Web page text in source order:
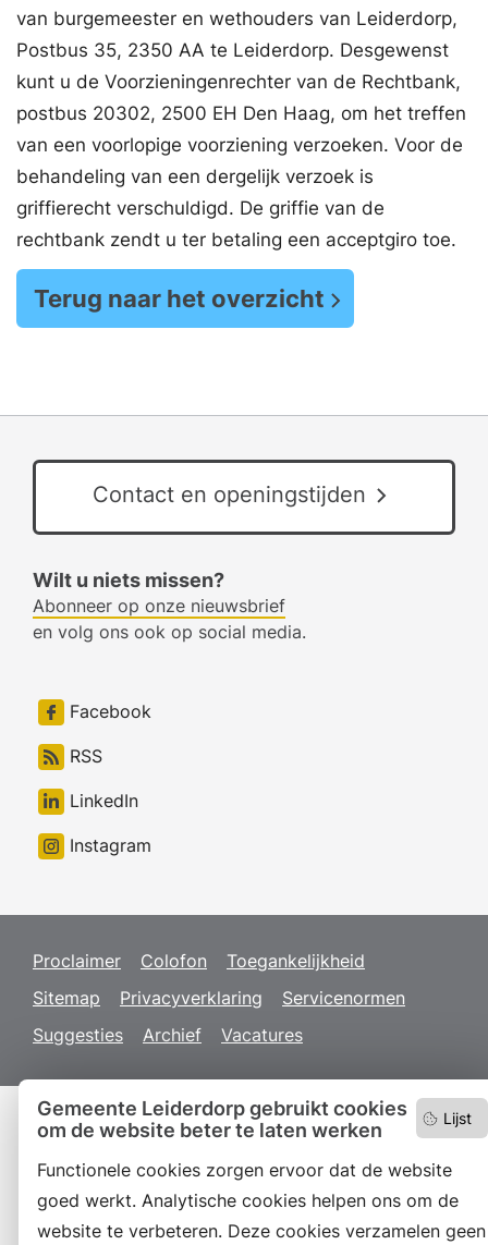
Lijst
Gemeente Leiderdorp gebruikt cookies
om de website beter te laten werken
Functionele cookies zorgen ervoor dat de website
goed werkt. Analytische cookies helpen ons om de
website te verbeteren. Deze cookies verzamelen geen
van burgemeester en wethouders van Leiderdorp,
Postbus 35, 2350 AA te Leiderdorp. Desgewenst
kunt u de Voorzieningenrechter van de Rechtbank,
postbus 20302, 2500 EH Den Haag, om het treffen
van een voorlopige voorziening verzoeken. Voor de
behandeling van een dergelijk verzoek is
griffierecht verschuldigd. De griffie van de
rechtbank zendt u ter betaling een acceptgiro toe.
Terug naar het overzicht
Contact en openingstijden
Wilt u niets missen?
Abonneer op onze nieuwsbrief
en volg ons ook op social media.
Facebook
RSS
LinkedIn
Instagram
Proclaimer Colofon
Toegankelijkheid
Sitemap
Privacyverklaring
Servicenormen
Suggesties
Archief Vacatures